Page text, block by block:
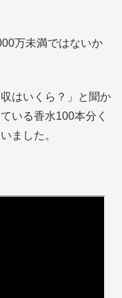
万未満ではないか
はいくら？」と聞か
いる香水100本分く
ました。